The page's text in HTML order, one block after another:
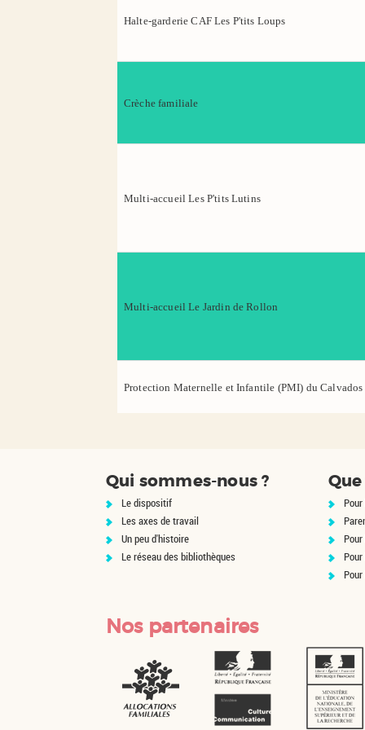
Halte-garderie CAF Les P'tits Loups
Crèche familiale
Multi-accueil Les P'tits Lutins
Multi-accueil Le Jardin de Rollon
Protection Maternelle et Infantile (PMI) du Calvados
Qui sommes-nous ?
Le dispositif
Les axes de travail
Un peu d'histoire
Le réseau des bibliothèques
Nos partenaires